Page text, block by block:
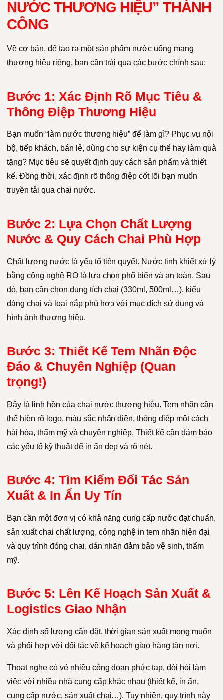
NƯỚC THƯƠNG HIỆU” THÀNH
CÔNG
Về cơ bản, để tạo ra một sản phẩm nước uống mang
thương hiệu riêng, bạn cần trải qua các bước chính sau:
Bước 1: Xác Định Rõ Mục Tiêu &
Thông Điệp Thương Hiệu
Bạn muốn “làm nước thương hiệu” để làm gì? Phục vụ nội
bộ, tiếp khách, bán lẻ, dùng cho sự kiện cụ thể hay làm quà
tặng? Mục tiêu sẽ quyết định quy cách sản phẩm và thiết
kế. Đồng thời, xác định rõ thông điệp cốt lõi bạn muốn
truyền tải qua chai nước.
Bước 2: Lựa Chọn Chất Lượng
Nước & Quy Cách Chai Phù Hợp
Chất lượng nước là yếu tố tiên quyết. Nước tinh khiết xử lý
bằng công nghệ RO là lựa chọn phổ biến và an toàn. Sau
đó, bạn cần chọn dung tích chai (330ml, 500ml…), kiểu
dáng chai và loại nắp phù hợp với mục đích sử dụng và
hình ảnh thương hiệu.
Bước 3: Thiết Kế Tem Nhãn Độc
Đáo & Chuyên Nghiệp (Quan
trọng!)
Đây là linh hồn của chai nước thương hiệu. Tem nhãn cần
thể hiện rõ logo, màu sắc nhận diện, thông điệp một cách
hài hòa, thẩm mỹ và chuyên nghiệp. Thiết kế cần đảm bảo
các yếu tố kỹ thuật để in ấn đẹp và rõ nét.
Bước 4: Tìm Kiếm Đối Tác Sản
Xuất & In Ấn Uy Tín
Bạn cần một đơn vị có khả năng cung cấp nước đạt chuẩn,
sản xuất chai chất lượng, công nghệ in tem nhãn hiện đại
và quy trình đóng chai, dán nhãn đảm bảo vệ sinh, thẩm
mỹ.
Bước 5: Lên Kế Hoạch Sản Xuất &
Logistics Giao Nhận
Xác định số lượng cần đặt, thời gian sản xuất mong muốn
và phối hợp với đối tác về kế hoạch giao hàng tận nơi.
Thoạt nghe có vẻ nhiều công đoạn phức tạp, đòi hỏi làm
việc với nhiều nhà cung cấp khác nhau (thiết kế, in ấn,
cung cấp nước, sản xuất chai…). Tuy nhiên, quy trình này